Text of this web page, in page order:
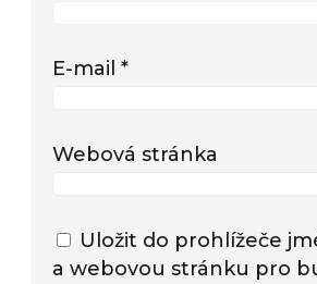
E-mail *
Webová stránka
Uložit do prohlížeče
a webovou stránku pro